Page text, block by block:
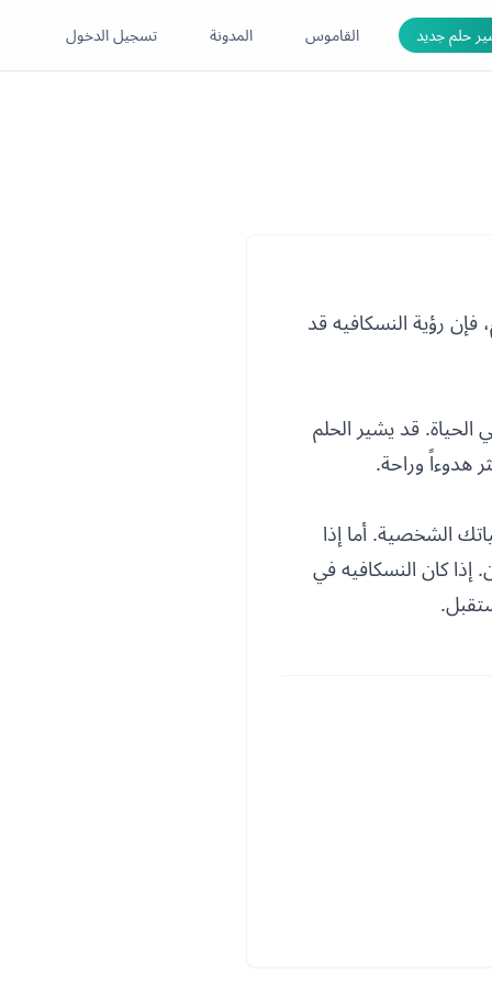
حلم جديد القاموس المدونة تسجيل الدخول
فإن رؤية النسكافيه قد
الحياة. قد يشير الحلم
هدوءاً وراحة.
الشخصية. أما إذا
كان النسكافيه في